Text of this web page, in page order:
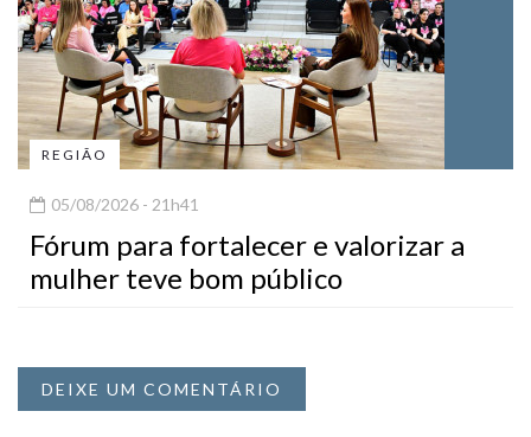
REGIÃO
05/08/2026 - 21h41
Fórum para fortalecer e valorizar a
mulher teve bom público
DEIXE UM COMENTÁRIO